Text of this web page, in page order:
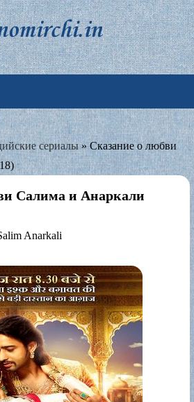
фильмы смотреть
онлайн
сериалы»Сказание о любви
Салима и Анаркали
Anarkali